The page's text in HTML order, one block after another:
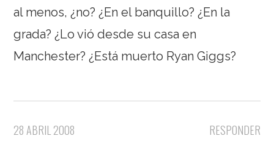
al menos, ¿no? ¿En el banquillo? ¿En la
grada? ¿Lo vió desde su casa en
Manchester? ¿Está muerto Ryan Giggs?
RESPONDER
28 ABRIL 2008